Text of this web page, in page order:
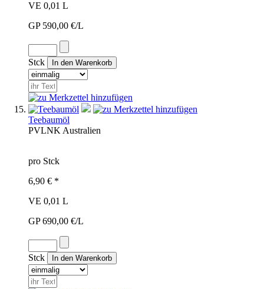
VE 0,01 L
GP 590,00 €/L
Stck
Teebaumöl
PVLNK Australien
pro Stck
6,90 € *
VE 0,01 L
GP 690,00 €/L
Stck